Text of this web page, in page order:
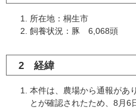
所在地：桐生市
飼養状況：豚 6,068頭
2 経緯
本件は、農場から通報があ
とが確認されたため、8月6